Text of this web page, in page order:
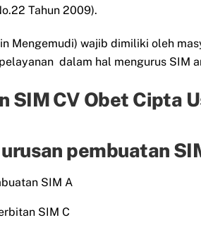
Tahun 2009).
Mengemudi) wajib dimiliki oleh
dalam hal mengurus SIM
SIM CV Obet Cipta
pembuatan
SIM A
SIM C